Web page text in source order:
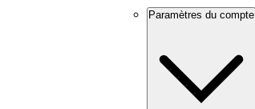
Paramètres du compte